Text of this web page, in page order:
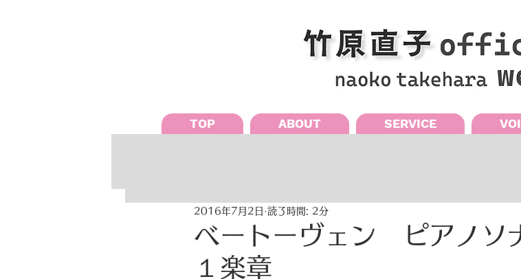
TOP ABOUT SERVICE
ベートーヴェン ピアノソ
１楽章
2016年7月2日 読了時間: 2分